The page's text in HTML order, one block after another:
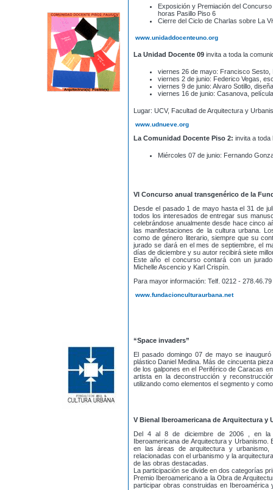
Exposición y Premiación del
horas Pasillo Piso 6
Cierre del Ciclo de Charlas sobre La
www.unidaddocenteuno.org
La Unidad Docente 09 invita a toda la
viernes 26 de mayo: Francisco Sesto,
viernes 2 de junio: Federico Vegas,
viernes 9 de junio: Alvaro Sotillo,
viernes 16 de junio: Casanova,
Lugar: UCV, Facultad de Arquitectura y
www.udnueve.org
La Comunidad Docente Piso 2: invita a toda
Miércoles 07 de junio: Fernando
VI Concurso anual transgenérico de la
Desde el pasado 1 de mayo hasta el 31 de
todos los interesados de entregar sus
celebrándose anualmente desde hace cinco
las manifestaciones de la cultura urbana.
como de género literario, siempre que su
jurado se dará en el mes de septiembre, el
días de diciembre y su autor recibirá siete
Este año el concurso contará con un
Michelle Ascencio y Karl Crispín.
Para mayor información: Telf. 0212 -
www.fundacionculturaurbana.net
“Space invaders”
El pasado domingo 07 de mayo se
plástico Daniel Medina. Más de cincuenta
de los galpones en el Periférico de Caracas
artista en la deconstrucción y
utilizando como elementos el segmento y
V Bienal Iberoamericana de Arquitectura y
Del 4 al 8 de diciembre de 2006 , en la
Iberoamericana de Arquitectura y
en las áreas de arquitectura y urbanismo,
relacionadas con el urbanismo y la
de las obras destacadas.
La participación se divide en dos categorías
Premio Iberoamericano a la Obra de
participar obras construidas en